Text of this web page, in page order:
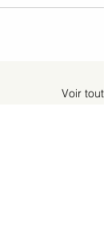
Voir tout